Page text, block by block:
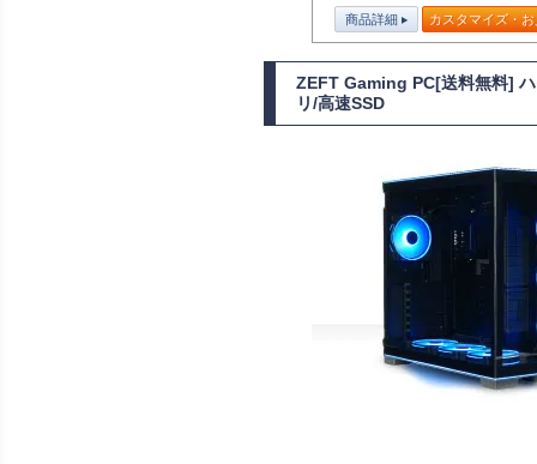
商品詳細 カスタマイズ・
ZEFT Gaming PC[送料無料]
リ/高速SSD